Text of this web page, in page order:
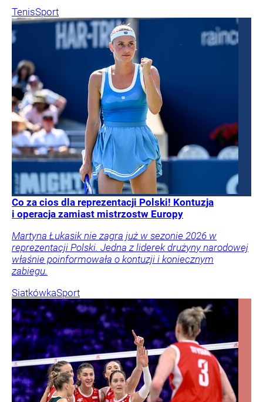
TenisSport
Co za cios dla reprezentacji Polski! Kontuzja
i operacja zamiast mistrzostw Europy
Martyna Łukasik nie zagra już w sezonie 2026 w
reprezentacji Polski. Jedna z liderek drużyny narodowej
właśnie poinformowała o kontuzji i koniecznym
zabiegu.
SiatkówkaSport